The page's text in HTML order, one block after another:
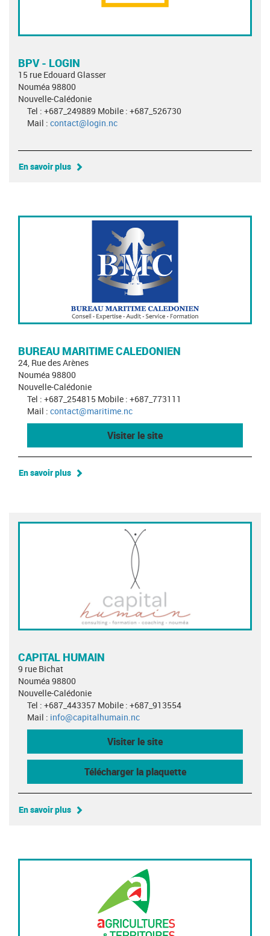
BPV - LOGIN
15 rue Edouard Glasser
Nouméa 98800
Nouvelle-Calédonie
Tel : +687_249889 Mobile : +687_526730
Mail : contact@login.nc
En savoir plus
BUREAU MARITIME CALEDONIEN
24, Rue des Arènes
Nouméa 98800
Nouvelle-Calédonie
Tel : +687_254815 Mobile : +687_773111
Mail : contact@maritime.nc
Visiter le site
En savoir plus
CAPITAL HUMAIN
9 rue Bichat
Nouméa 98800
Nouvelle-Calédonie
Tel : +687_443357 Mobile : +687_913554
Mail : info@capitalhumain.nc
Visiter le site
Télécharger la plaquette
En savoir plus